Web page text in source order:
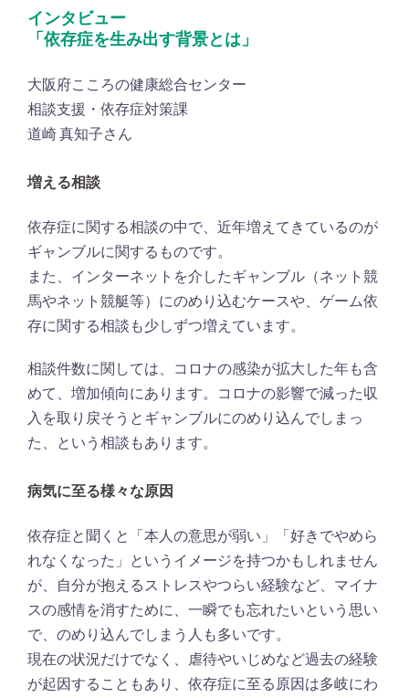
インタビュー
「依存症を生み出す背景とは」
大阪府こころの健康総合センター
相談支援・依存症対策課
道崎 真知子さん
増える相談
依存症に関する相談の中で、近年増えてきているのが
ギャンブルに関するものです。
また、インターネットを介したギャンブル（ネット競
馬やネット競艇等）にのめり込むケースや、ゲーム依
存に関する相談も少しずつ増えています。
相談件数に関しては、コロナの感染が拡大した年も含
めて、増加傾向にあります。コロナの影響で減った収
入を取り戻そうとギャンブルにのめり込んでしまっ
た、という相談もあります。
病気に至る様々な原因
依存症と聞くと「本人の意思が弱い」「好きでやめら
れなくなった」というイメージを持つかもしれません
が、自分が抱えるストレスやつらい経験など、マイナ
スの感情を消すために、一瞬でも忘れたいという思い
で、のめり込んでしまう人も多いです。
現在の状況だけでなく、虐待やいじめなど過去の経験
が起因することもあり、依存症に至る原因は多岐にわ